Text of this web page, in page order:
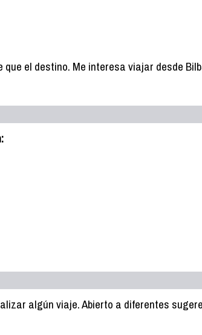
el destino. Me interesa viajar desde
algún viaje. Abierto a diferentes